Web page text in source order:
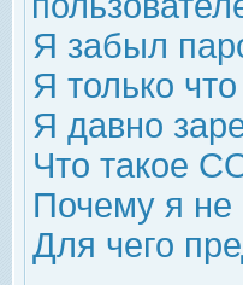
Я забыл
Я только
Я давно
Что такое
Почему я не
Для чего